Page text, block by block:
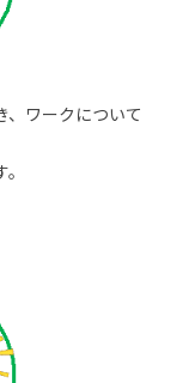
、ワークについて